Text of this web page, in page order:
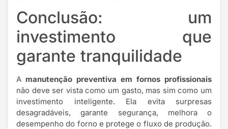
Conclusão: um
investimento que
garante tranquilidade
A manutenção preventiva em fornos profissionais
não deve ser vista como um gasto, mas sim como um
investimento inteligente. Ela evita surpresas
desagradáveis, garante segurança, melhora o
desempenho do forno e protege o fluxo de produção.